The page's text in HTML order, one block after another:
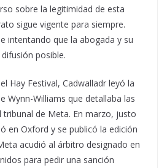
sobre la legitimidad de esta
sigue vigente para siempre.
intentando que la abogada y su
posible.
Hay Festival, Cadwalladr leyó la
Wynn-Williams que detallaba las
de Meta. En marzo, justo
en Oxford y se publicó la edición
acudió al árbitro designado en
para pedir una sanción